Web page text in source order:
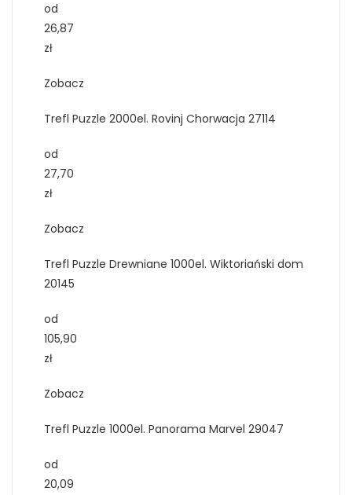
od
26,87
zł
Zobacz
Trefl Puzzle 2000el. Rovinj Chorwacja 27114
od
27,70
zł
Zobacz
Trefl Puzzle Drewniane 1000el. Wiktoriański dom
20145
od
105,90
zł
Zobacz
Trefl Puzzle 1000el. Panorama Marvel 29047
od
20,09